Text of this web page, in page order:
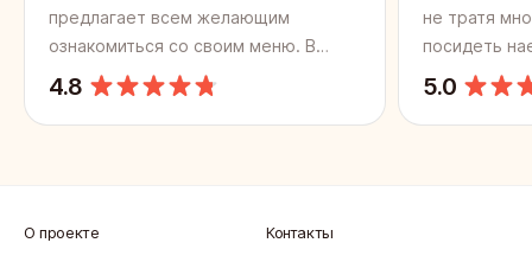
предлагает всем желающим
ознакомиться со своим меню. В
заведении у вас есть возможность
заказать получившие большую
популярность блюда японской
не утрачивают свой натуральный и
4.8
не тратя
посидеть
заглянуть
пирогов и
5.0
О проекте Контакты